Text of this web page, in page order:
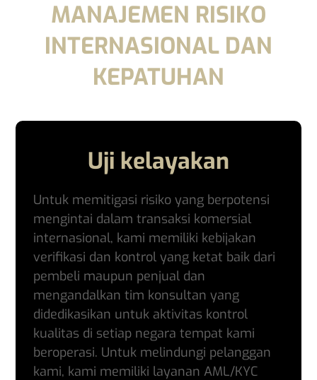
MANAJEMEN RISIKO
INTERNASIONAL DAN
KEPATUHAN
Uji kelayakan
Untuk memitigasi risiko yang berpotensi
mengintai dalam transaksi komersial
internasional, kami memiliki kebijakan
verifikasi dan kontrol yang ketat baik dari
pembeli maupun penjual dan
mengandalkan tim konsultan yang
didedikasikan untuk aktivitas kontrol
kualitas di setiap negara tempat kami
beroperasi. Untuk melindungi pelanggan
kami, kami memiliki layanan AML/KYC